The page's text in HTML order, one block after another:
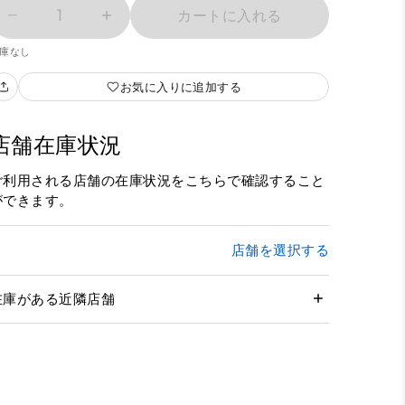
1 カートに入れる
なし
お気に入りに追加する
舗在庫状況
利用される店舗の在庫状況をこちらで確認すること
きます。
店舗を選択する
庫がある近隣店舗